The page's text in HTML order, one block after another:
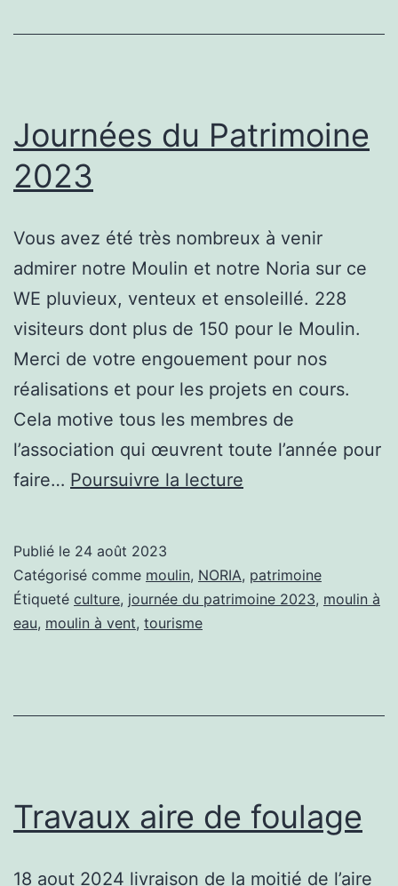
Journées du Patrimoine
2023
Vous avez été très nombreux à venir
admirer notre Moulin et notre Noria sur ce
WE pluvieux, venteux et ensoleillé. 228
visiteurs dont plus de 150 pour le Moulin.
Merci de votre engouement pour nos
réalisations et pour les projets en cours.
Cela motive tous les membres de
l’association qui œuvrent toute l’année pour
faire… Poursuivre la lecture
2023
Publié le 24 août 2023
Catégorisé comme moulin, NORIA, patrimoine
Étiqueté culture, journée du patrimoine 2023, moulin à
eau, moulin à vent, tourisme
Travaux aire de foulage
18 aout 2024 livraison de la moitié de l’aire